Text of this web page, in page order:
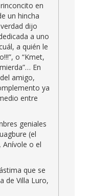
en
un hincha
dijo
a uno
a quién le
o “Kmet,
En
amigo,
ya
entre
geniales
(el
Anívole o el
que se
de Villa Luro,